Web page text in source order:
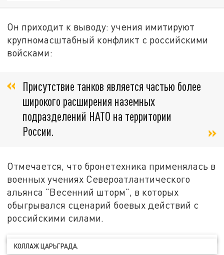
Он приходит к выводу: учения имитируют
крупномасштабный конфликт с российскими
войсками:
Присутствие танков является частью более
широкого расширения наземных
подразделений НАТО на территории
России.
Отмечается, что бронетехника применялась в
военных учениях Североатлантического
альянса "Весенний шторм", в которых
обыгрывался сценарий боевых действий с
российскими силами.
КОЛЛАЖ ЦАРЬГРАДА.